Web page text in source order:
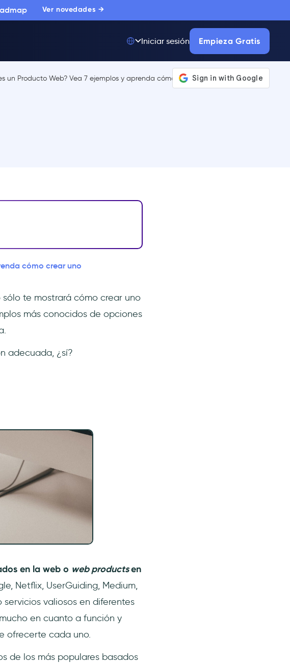
Ver novedades →
Iniciar sesión Empieza Gratis
cómo crear uno
te mostrará cómo crear uno
más conocidos de opciones
adecuada, ¿sí?
en la web o web productsen
Netflix, UserGuiding, Medium,
valiosos en diferentes
en cuanto a función y
ofrecerte cada uno.
de los más populares basados